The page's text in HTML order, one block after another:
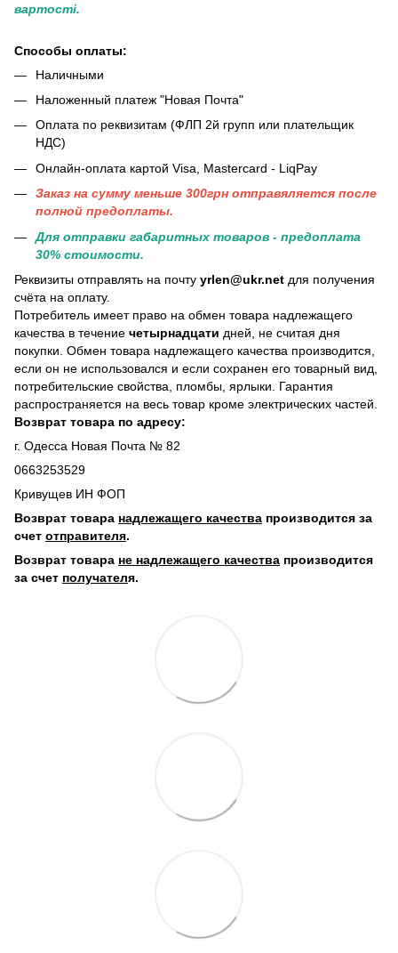
вартості.
Способы оплаты:
Наличными
Наложенный платеж "Новая Почта"
Оплата по реквизитам (ФЛП 2й групп или плательщик
НДС)
Онлайн-оплата картой Visa, Mastercard - LiqPay
Заказ на сумму меньше 300грн отправяляется после
полной предоплаты.
Для отправки габаритных товаров - предоплата
30% стоимости.
Реквизиты отправлять на почту yrlen@ukr.net для получения
счёта на оплату.
Потребитель имеет право на обмен товара надлежащего
качества в течение четырнадцати дней, не считая дня
покупки. Обмен товара надлежащего качества производится,
если он не использовался и если сохранен его товарный вид,
потребительские свойства, пломбы, ярлыки. Гарантия
распространяется на весь товар кроме электрических частей.
Возврат товара по адресу:
г. Одесса Новая Почта № 82
0663253529
Кривущев ИН ФОП
Возврат товара надлежащего качества производится за
счет отправителя.
Возврат товара не надлежащего качества производится
за счет получателя.